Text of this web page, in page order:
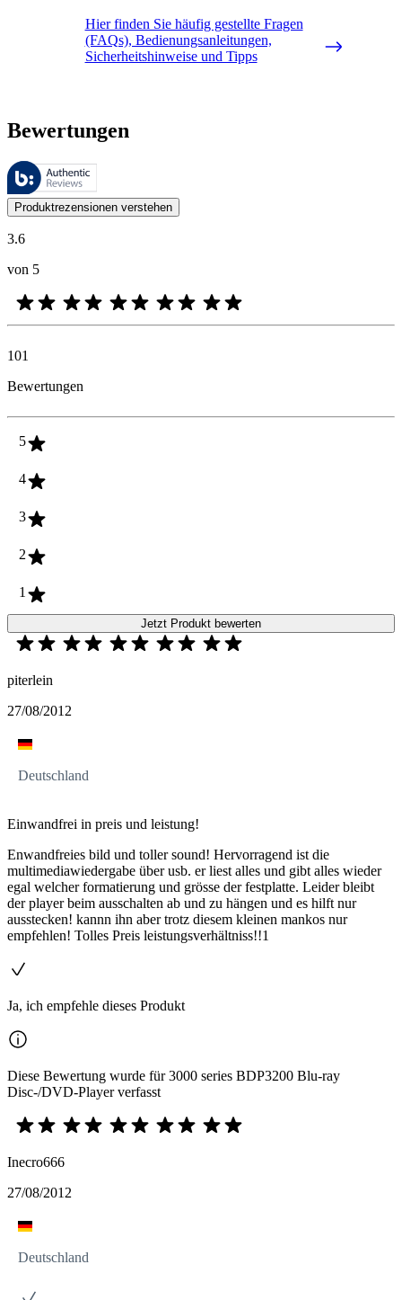
Hier finden Sie häufig gestellte Fragen
(FAQs), Bedienungsanleitungen,
Sicherheitshinweise und Tipps
Bewertungen
Diese Bewertungen werden von Bazaarvoice verwaltet und
Kundenmeinungen in Form von Produkt- und Sternebewertungen
Produktrezensionen verstehen
3.6
von 5
101
Bewertungen
5
4
3
2
1
Jetzt Produkt bewerten
piterlein
27/08/2012
Deutschland
Einwandfrei in preis und leistung!
Enwandfreies bild und toller sound! Hervorragend ist die
multimediawiedergabe über usb. er liest alles und gibt alles wieder
egal welcher formatierung und grösse der festplatte. Leider bleibt
der player beim ausschalten ab und zu hängen und es hilft nur
ausstecken! kannn ihn aber trotz diesem kleinen mankos nur
empfehlen! Tolles Preis leistungsverhältniss!!1
Ja, ich empfehle dieses Produkt
Diese Bewertung wurde für 3000 series BDP3200 Blu-ray
Disc-/DVD-Player verfasst
Inecro666
27/08/2012
Deutschland